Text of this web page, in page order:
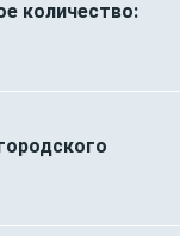
количество: